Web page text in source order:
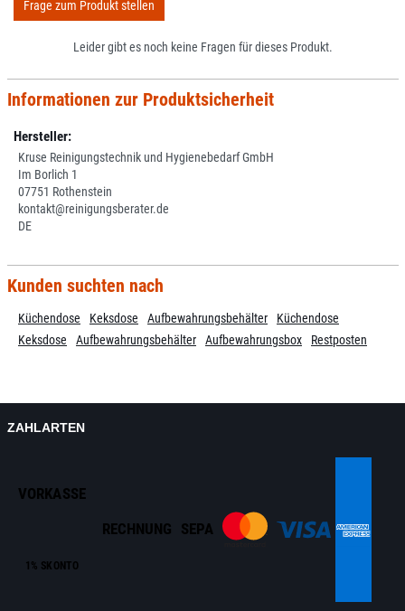
Frage zum Produkt stellen
Leider gibt es noch keine Fragen für dieses Produkt.
Informationen zur Produktsicherheit
Hersteller:
Kruse Reinigungstechnik und Hygienebedarf GmbH
Im Borlich 1
07751 Rothenstein
kontakt@reinigungsberater.de
DE
Kunden suchten nach
Küchendose Keksdose Aufbewahrungsbehälter
Küchendose
Keksdose
Aufbewahrungsbehälter Aufbewahrungsbox Restposten
ZAHLARTEN
VORKASSE
1% SKONTO
RECHNUNG SEPA